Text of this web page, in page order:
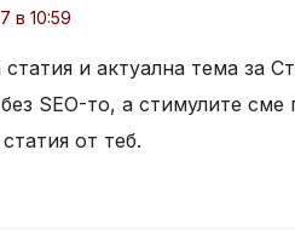
в 10:59
статия и актуална тема за
SEO-то, а стимулите
от теб.